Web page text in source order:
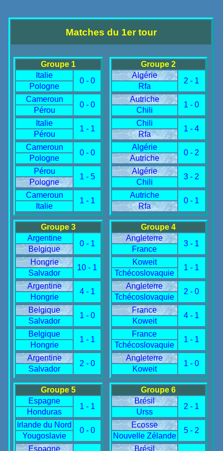
Matches du 1er tour
Groupe 1
Italie
0 - 0
Pologne
Cameroun
0 - 0
Pérou
Italie
1 - 1
Pérou
Cameroun
0 - 0
Pologne
Pérou
1 - 5
Pologne
Cameroun
1 - 1
Italie
Groupe 2
Algérie
2 - 1
Rfa
Autriche
1 - 0
Chili
Chili
1 - 4
Rfa
Algérie
0 - 2
Autriche
Algérie
3 - 2
Chili
Autriche
0 - 1
Rfa
Groupe 3
Argentine
0 - 1
Belgique
Hongrie
10 - 1
Salvador
Argentine
4 - 1
Hongrie
Belgique
1 - 0
Salvador
Belgique
1 - 1
Hongrie
Argentine
2 - 0
Salvador
Groupe 4
Angleterre
3 - 1
France
Koweit
1 - 1
Tchécoslovaquie
Angleterre
2 - 0
Tchécoslovaquie
France
4 - 1
Koweit
France
1 - 1
Tchécoslovaquie
Angleterre
1 - 0
Koweit
Groupe 5
Espagne
1 - 1
Honduras
Irlande du Nord
0 - 0
Yougoslavie
Espagne
Groupe 6
Brésil
2 - 1
Urss
Ecosse
5 - 2
Nouvelle Zélande
Brésil